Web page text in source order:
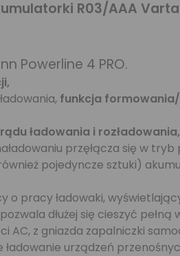
R03/AAA Varta
Powerline 4 PRO.
ładowania, funkcja
ładowania i rozładowania,
przęłącza się w
pojedyncze sztuki)
o pracy ładowaki,
pozwala dłużej się cieszyć
AC, z gniazda zapalniczki
ładowanie urządzeń